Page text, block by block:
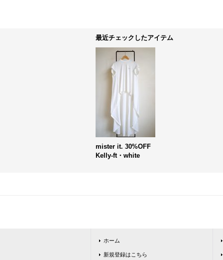
最近チェックしたアイテム
mister it. 30%OFF
Kelly-ft・white
ホーム
新規登録はこちら